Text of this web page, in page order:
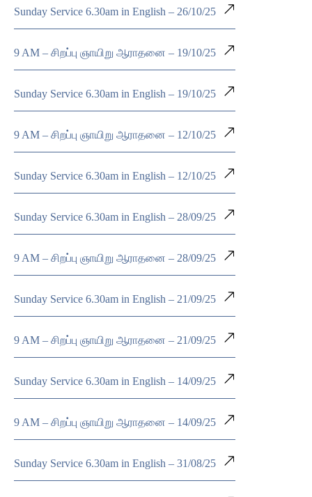
Sunday Service 6.30am in English – 26/10/25
9 AM – சிறப்பு ஞாயிறு ஆராதனை – 19/10/25
Sunday Service 6.30am in English – 19/10/25
9 AM – சிறப்பு ஞாயிறு ஆராதனை – 12/10/25
Sunday Service 6.30am in English – 12/10/25
Sunday Service 6.30am in English – 28/09/25
9 AM – சிறப்பு ஞாயிறு ஆராதனை – 28/09/25
Sunday Service 6.30am in English – 21/09/25
9 AM – சிறப்பு ஞாயிறு ஆராதனை – 21/09/25
Sunday Service 6.30am in English – 14/09/25
9 AM – சிறப்பு ஞாயிறு ஆராதனை – 14/09/25
Sunday Service 6.30am in English – 31/08/25